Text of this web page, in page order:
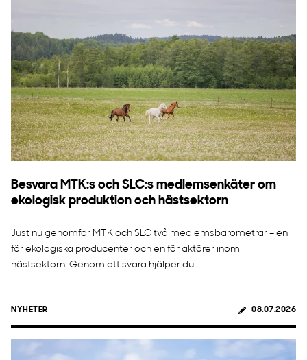
Besvara MTK:s och SLC:s medlemsenkäter om
ekologisk produktion och hästsektorn
Just nu genomför MTK och SLC två medlemsbarometrar – en
för ekologiska producenter och en för aktörer inom
hästsektorn. Genom att svara hjälper du ...
NYHETER 08.07.2026